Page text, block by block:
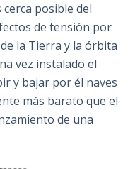
posible del
de tensión por
la Tierra y la órbita
vez instalado el
y bajar por él naves
más barato que el
de una